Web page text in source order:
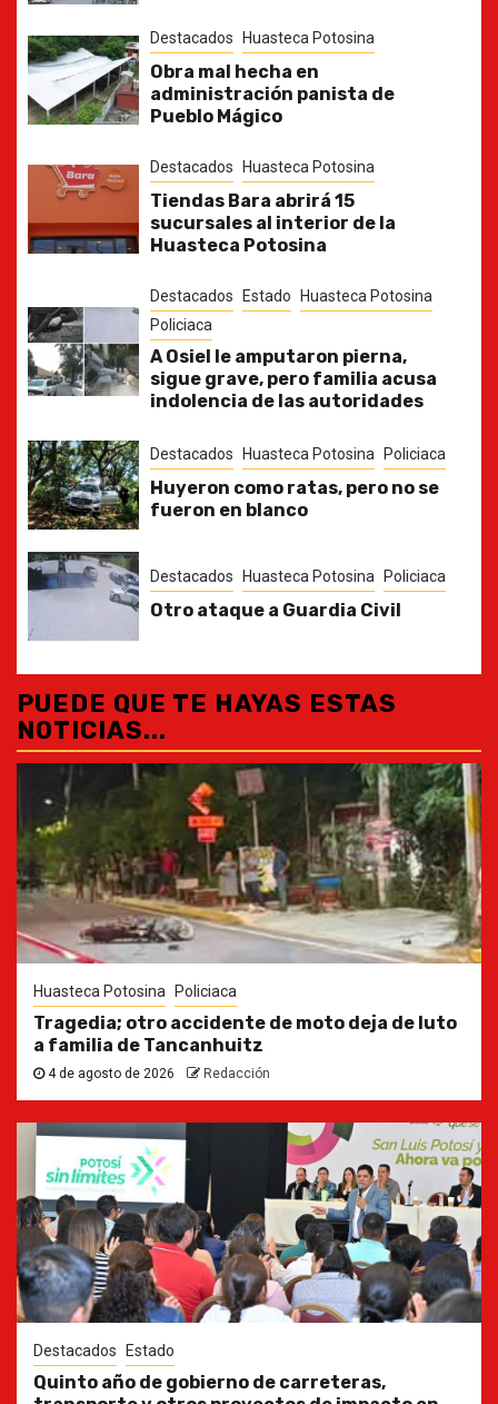
Destacados Huasteca Potosina
Obra mal hecha en
administración panista de
Pueblo Mágico
Destacados Huasteca Potosina
Tiendas Bara abrirá 15
sucursales al interior de la
Huasteca Potosina
Destacados Estado
Huasteca Potosina
Policiaca
A Osiel le amputaron pierna,
sigue grave, pero familia acusa
indolencia de las autoridades
Destacados Huasteca Potosina Policiaca
Huyeron como ratas, pero no se
fueron en blanco
Destacados Huasteca Potosina Policiaca
Otro ataque a Guardia Civil
PUEDE QUE TE HAYAS ESTAS
NOTICIAS...
Huasteca Potosina Policiaca
Tragedia; otro accidente de moto deja de luto
a familia de Tancanhuitz
4 de agosto de 2026 Redacción
Destacados Estado
Quinto año de gobierno de carreteras,